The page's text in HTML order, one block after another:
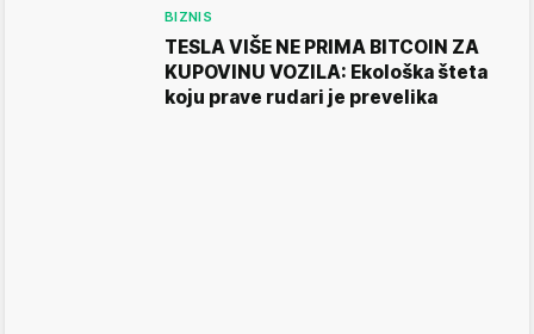
BIZNIS
TESLA VIŠE NE PRIMA BITCOIN ZA
KUPOVINU VOZILA: Ekološka šteta
koju prave rudari je prevelika